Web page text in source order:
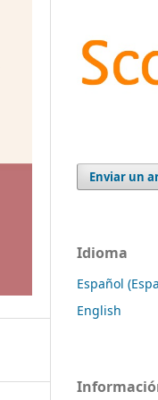
Enviar un
Idioma
Español
English